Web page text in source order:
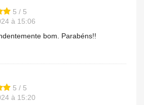
5 / 5
à 15:06
bom. Parabéns!!
5 / 5
à 15:20